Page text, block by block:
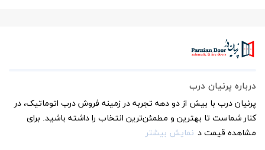
درباره پرنیان درب
پرنیان درب با بیش از دو دهه تجربه در زمینه فروش درب اتوماتیک، در
کنار شماست تا بهترین و مطمئن‌ترین انتخاب را داشته باشید. برای
مشاهده قیمت د نمایش بیشتر